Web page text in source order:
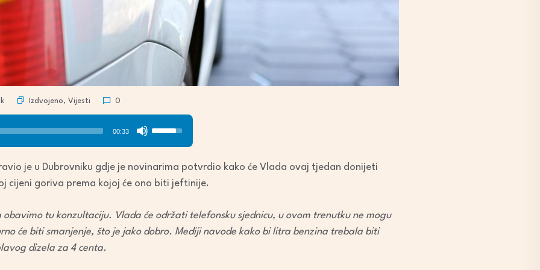
Izdvojeno, Vijesti 0
00:33
Use
Up/Down
increase
or
decrease
je u Dubrovniku gdje je novinarima potvrdio kako će Vlada ovaj tjedan donijeti
cijeni goriva prema kojoj će ono biti jeftinije.
obavimo tu konzultaciju. Vlada će održati telefonsku sjednicu, u ovom trenutku ne mogu
će biti smanjenje, što je jako dobro. Mediji navode kako bi litra benzina trebala biti
dizela za 4 centa.